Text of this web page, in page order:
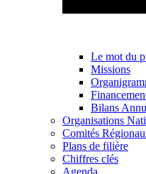
Le mot du
Missions
Bilans
Organisations
Comités
Plans de filière
Chiffres clés
Agenda